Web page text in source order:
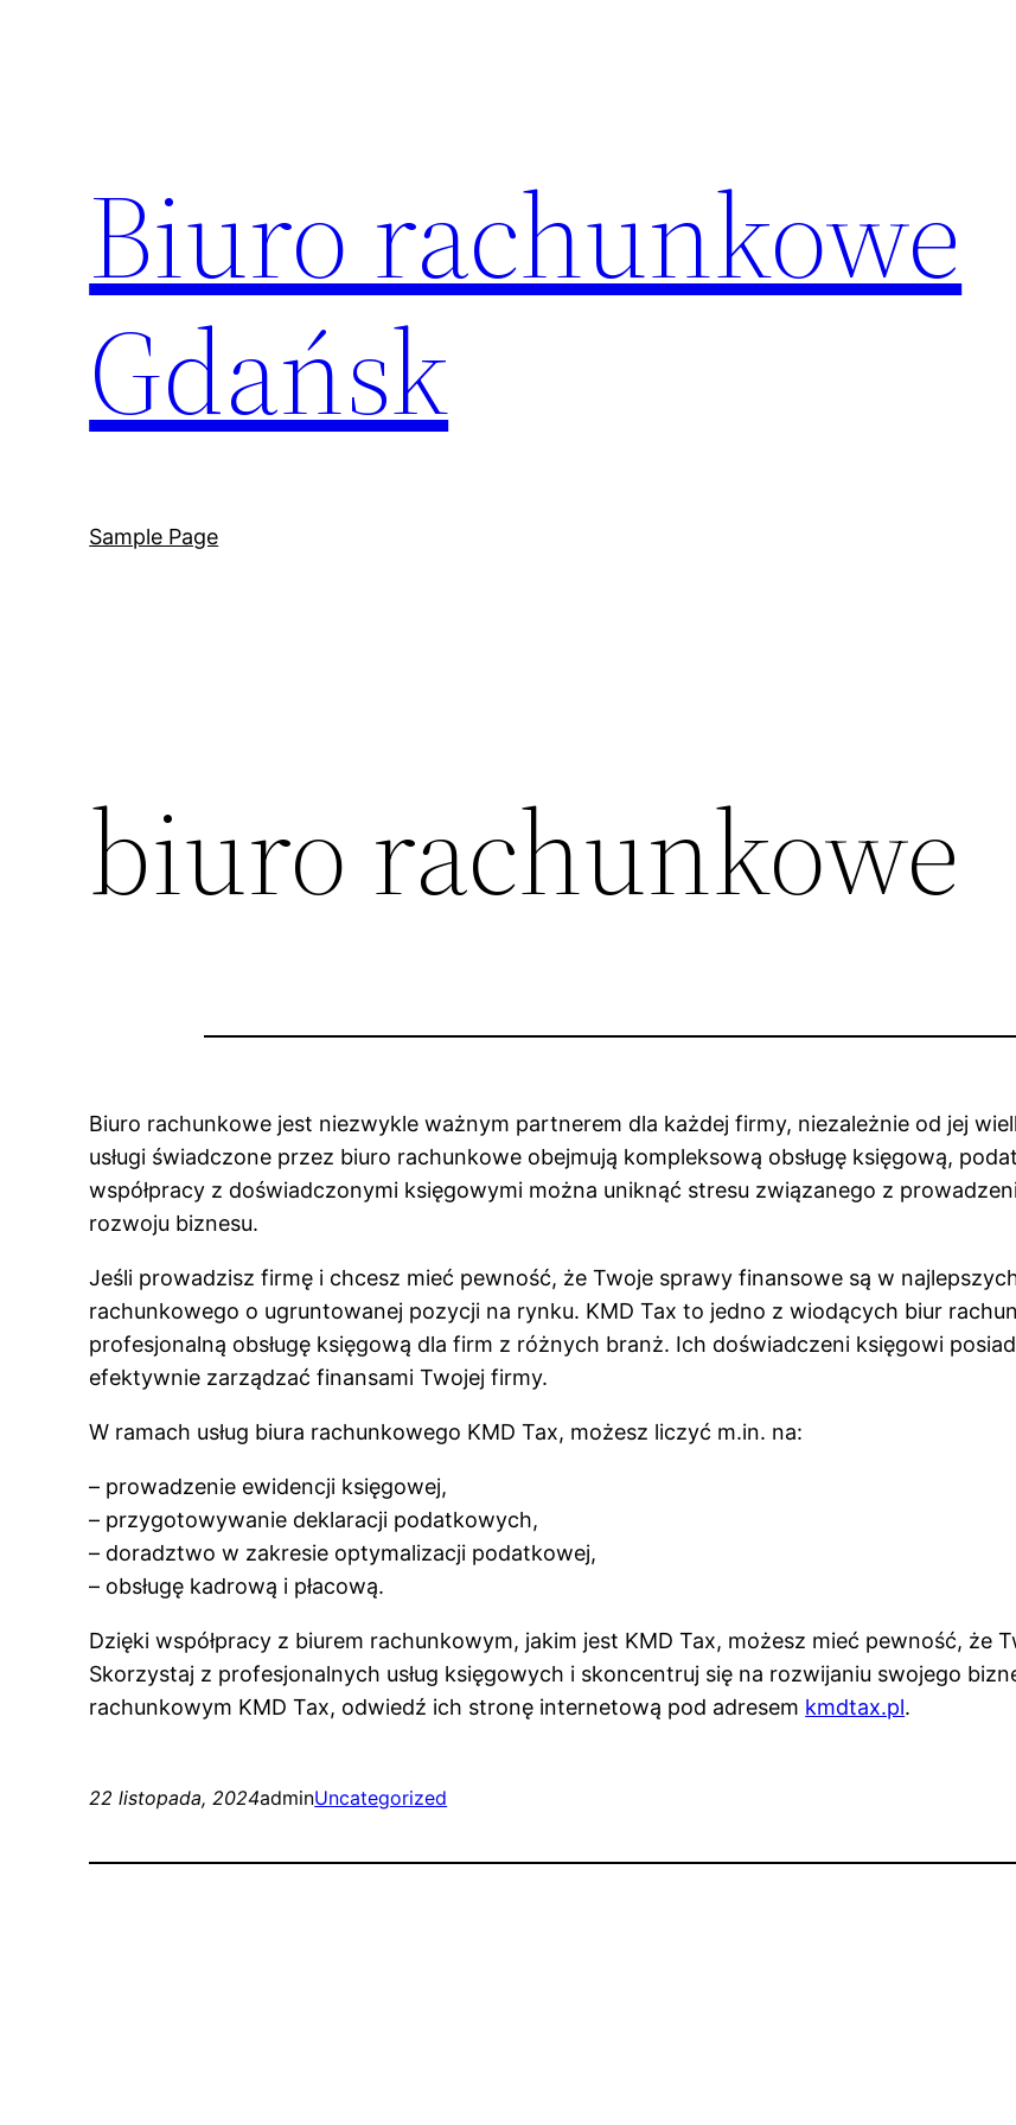
Biuro rachunkowe
Gdańsk
Sample Page
biuro rachunkowe
Biuro rachunkowe jest niezwykle ważnym partnerem dla każdej firmy, niezależnie od jej
usługi świadczone przez biuro rachunkowe obejmują kompleksową obsługę księgową,
współpracy z doświadczonymi księgowymi można uniknąć stresu związanego z
rozwoju biznesu.
Jeśli prowadzisz firmę i chcesz mieć pewność, że Twoje sprawy finansowe są w
rachunkowego o ugruntowanej pozycji na rynku. KMD Tax to jedno z wiodących biur
profesjonalną obsługę księgową dla firm z różnych branż. Ich doświadczeni księgowi
efektywnie zarządzać finansami Twojej firmy.
W ramach usług biura rachunkowego KMD Tax, możesz liczyć m.in. na:
– prowadzenie ewidencji księgowej,
– przygotowywanie deklaracji podatkowych,
– doradztwo w zakresie optymalizacji podatkowej,
– obsługę kadrową i płacową.
Dzięki współpracy z biurem rachunkowym, jakim jest KMD Tax, możesz mieć pewność, że
Skorzystaj z profesjonalnych usług księgowych i skoncentruj się na rozwijaniu swojego
rachunkowym KMD Tax, odwiedź ich stronę internetową pod adresem kmdtax.pl.
22 listopada, 2024adminUncategorized